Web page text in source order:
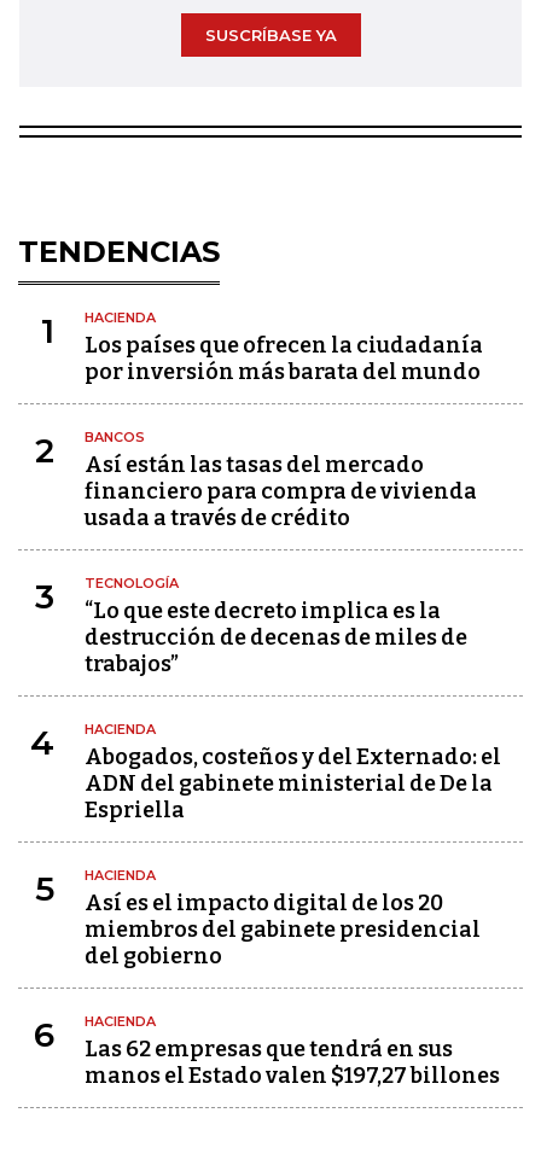
SUSCRÍBASE YA
TENDENCIAS
1 HACIENDA
Los países que ofrecen la ciudadanía
por inversión más barata del mundo
2 BANCOS
Así están las tasas del mercado
financiero para compra de vivienda
usada a través de crédito
3 TECNOLOGÍA
“Lo que este decreto implica es la
destrucción de decenas de miles de
trabajos”
4 HACIENDA
Abogados, costeños y del Externado: el
ADN del gabinete ministerial de De la
Espriella
5 HACIENDA
Así es el impacto digital de los 20
miembros del gabinete presidencial
del gobierno
6 HACIENDA
Las 62 empresas que tendrá en sus
manos el Estado valen $197,27 billones